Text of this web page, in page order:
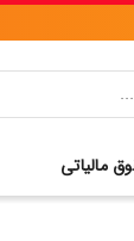
مالیاتی